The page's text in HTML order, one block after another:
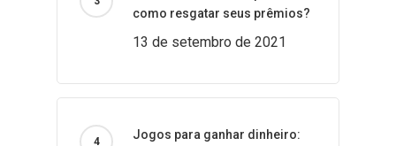
como resgatar seus prêmios?
13 de setembro de 2021
Jogos para ganhar dinheiro: